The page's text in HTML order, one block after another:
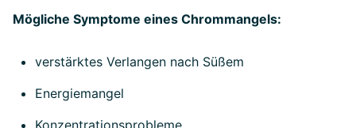
Mögliche Symptome eines Chrommangels:
verstärktes Verlangen nach Süßem
Energiemangel
Konzentrationsprobleme